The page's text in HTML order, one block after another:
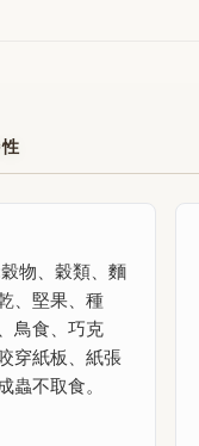
物、穀類、麵
、堅果、種
鳥食、巧克
穿紙板、紙張
蟲不取食。